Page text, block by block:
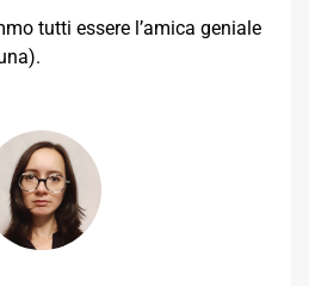
tutti essere l’amica geniale